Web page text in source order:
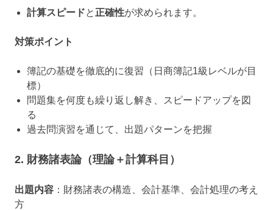
計算スピードと 正確性が求められます。
対策ポイント
簿記の基礎を徹底的に復習（日商簿記1級レベルが目
標）
問題集を何度も繰り返し解き、スピードアップを図
る
過去問演習を通じて、出題パターンを把握
2. 財務諸表論（理論＋計算科目）
出題内容 ：財務諸表の構造、会計基準、会計処理の考え
方